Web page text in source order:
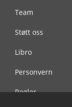
Team
Støtt oss
Libro
Personvern
Regler